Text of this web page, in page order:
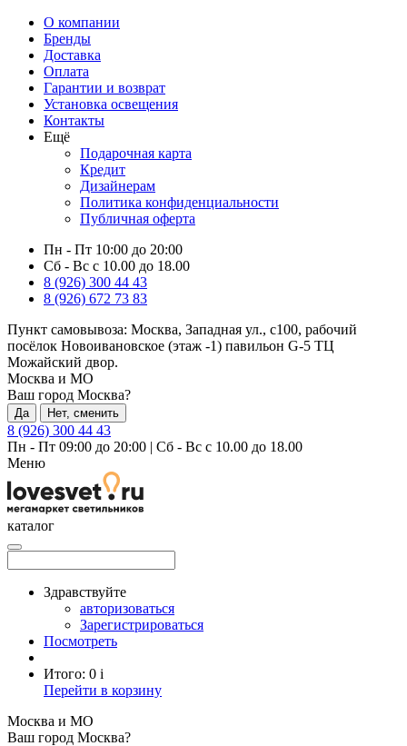
О компании
Бренды
Доставка
Оплата
Гарантии и возврат
Установка освещения
Контакты
Ещё
Подарочная карта
Кредит
Дизайнерам
Политика конфиденциальности
Публичная оферта
Пн - Пт 10:00 до 20:00
Сб - Вс с 10.00 до 18.00
8 (926) 300 44 43
8 (926) 672 73 83
Пункт самовывоза: Москва, Западная ул., с100, рабочий
посёлок Новоивановское (этаж -1) павильон G-5 ТЦ
Можайский двор.
Москва и МО
Ваш город Москва?
Да Нет, сменить
8 (926) 300 44 43
Пн - Пт 09:00 до 20:00 | Сб - Вс с 10.00 до 18.00
Меню
каталог
Здравствуйте
авторизоваться
Зарегистрироваться
Посмотреть
Итого: 0 i
Перейти в корзину
Москва и МО
Ваш город Москва?